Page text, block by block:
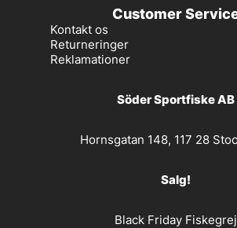
Customer
Kontakt os
Returneringer
Reklamationer
Söder Sportfiske AB
Hornsgatan 148, 117 28
Salg!
Black Friday Fiskegrej